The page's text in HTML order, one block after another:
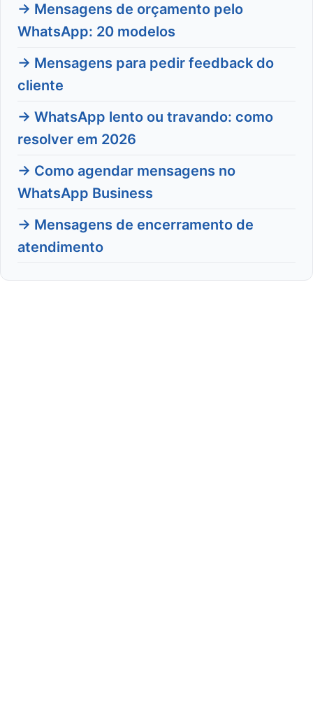
→ Mensagens de orçamento pelo
WhatsApp: 20 modelos
→ Mensagens para pedir feedback do
cliente
→ WhatsApp lento ou travando: como
resolver em 2026
→ Como agendar mensagens no
WhatsApp Business
→ Mensagens de encerramento de
atendimento